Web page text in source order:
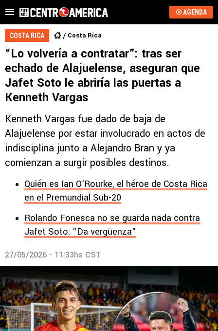
AGENDA
COSTA RICA Costa Rica
“Lo volvería a contratar”: tras ser
echado de Alajuelense, aseguran que
Jafet Soto le abriría las puertas a
Kenneth Vargas
Kenneth Vargas fue dado de baja de
Alajuelense por estar involucrado en actos de
indisciplina junto a Alejandro Bran y ya
comienzan a surgir posibles destinos.
Quién es Ian O’Rourke, el héroe de Costa Rica
en el Premundial Sub-20
Rolando Fonesca no se guarda nada contra
Jafet Soto: "Da vergüenza"
27/05/2026 - 11:33hs CST